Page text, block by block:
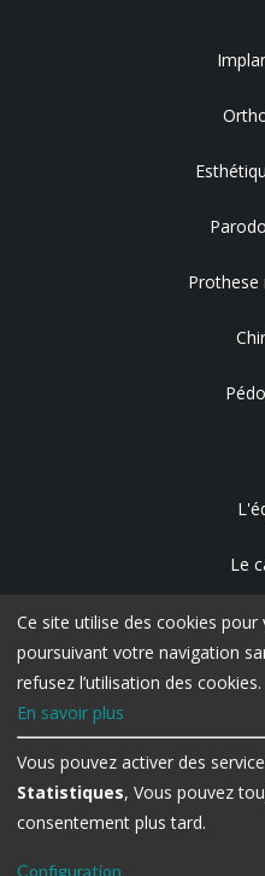
Prothese
Le
Ce site utilise des cookies
poursuivant votre navigation
refusez l’utilisation des cookies.
En savoir plus
Vous pouvez activer des
Statistiques, Vous pouvez
consentement plus tard.
Configuration